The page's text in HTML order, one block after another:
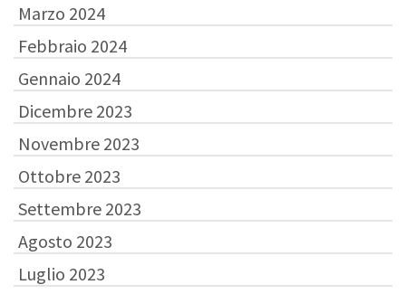
Marzo 2024
Febbraio 2024
Gennaio 2024
Dicembre 2023
Novembre 2023
Ottobre 2023
Settembre 2023
Agosto 2023
Luglio 2023